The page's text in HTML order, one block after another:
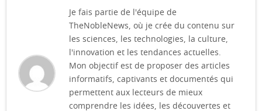
Je fais partie de l'équipe de
TheNobleNews, où je crée du contenu sur
les sciences, les technologies, la culture,
l'innovation et les tendances actuelles.
Mon objectif est de proposer des articles
informatifs, captivants et documentés qui
permettent aux lecteurs de mieux
comprendre les idées, les découvertes et